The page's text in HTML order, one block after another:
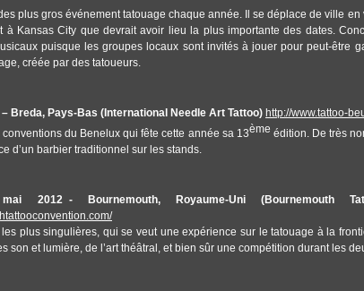
plus gros événement tatouage chaque année. Il se déplace de ville
à Kansas City que devrait avoir lieu la plus importante des dates.
puisque les groupes locaux sont invités à jouer pour peut-être
créée par des tatoueurs.
Breda, Pays-Bas (International Needle Art Tattoo) http://www.tattoo-
conventions du Benelux qui fête cette année sa 13ème édition. De très
d’un barbier traditionnel sur les stands.
- Bournemouth, Royaume-Uni (Bournemouth
les plus singulières, qui se veut une expérience sur le tatouage à la
son et lumière, de l’art théâtral, et bien sûr une compétition durant les